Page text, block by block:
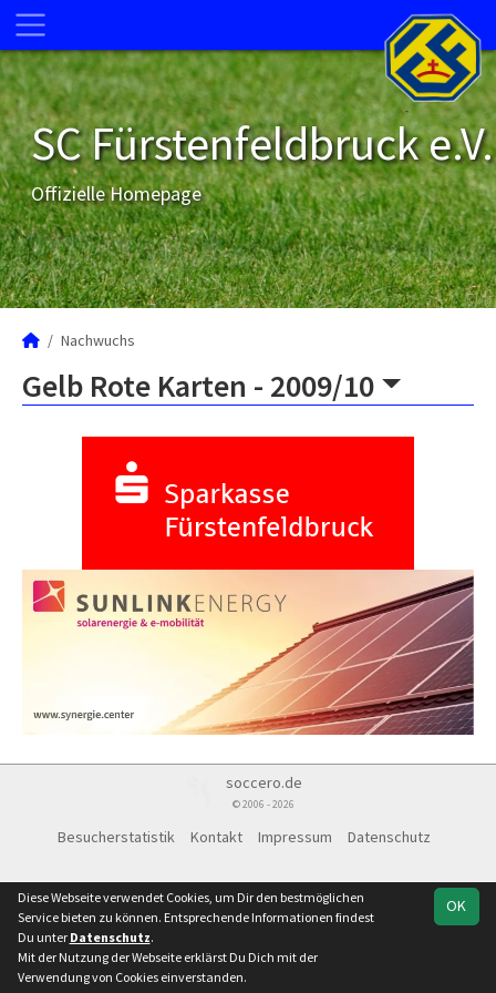
SC Fürstenfeldbruck e.V.
Offizielle Homepage
Nachwuchs
Gelb Rote Karten - 2009/10
soccero.de
© 2006 - 2026
Besucherstatistik Kontakt Impressum Datenschutz
OK
Diese Webseite verwendet Cookies, um Dir den bestmöglichen
Service bieten zu können. Entsprechende Informationen findest
Du unter Datenschutz.
Mit der Nutzung der Webseite erklärst Du Dich mit der
Verwendung von Cookies einverstanden.